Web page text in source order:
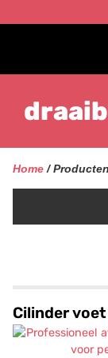
Home /
Cilinder